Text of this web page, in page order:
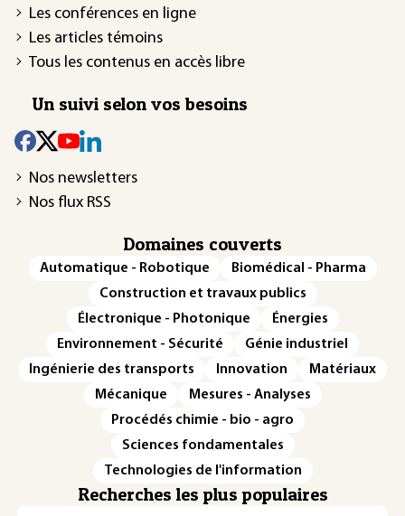
Les conférences en ligne
Les articles témoins
Tous les contenus en accès libre
Un suivi selon vos besoins
Nos newsletters
Nos flux RSS
Domaines couverts
Automatique - Robotique
Biomédical - Pharma
Construction et travaux publics
Électronique - Photonique
Énergies
Environnement - Sécurité
Génie industriel
Ingénierie des transports
Innovation
Matériaux
Mécanique
Mesures - Analyses
Procédés chimie - bio - agro
Sciences fondamentales
Technologies de l'information
Recherches les plus populaires